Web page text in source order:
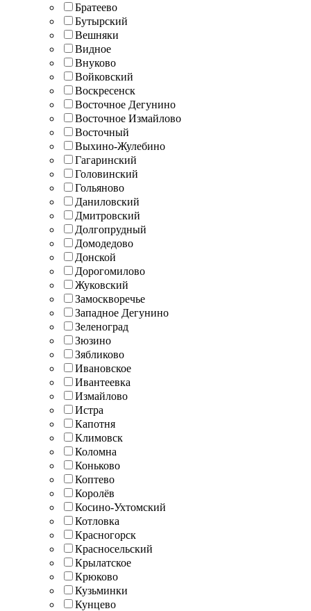
Братеево
Бутырский
Вешняки
Видное
Внуково
Войковский
Воскресенск
Восточное Дегунино
Восточное Измайлово
Восточный
Выхино-Жулебино
Гагаринский
Головинский
Гольяново
Даниловский
Дмитровский
Долгопрудный
Домодедово
Донской
Дорогомилово
Жуковский
Замоскворечье
Западное Дегунино
Зеленоград
Зюзино
Зябликово
Ивановское
Ивантеевка
Измайлово
Истра
Капотня
Климовск
Коломна
Коньково
Коптево
Королёв
Косино-Ухтомский
Котловка
Красногорск
Красносельский
Крылатское
Крюково
Кузьминки
Кунцево